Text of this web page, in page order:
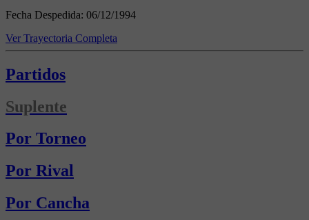
Fecha Despedida: 06/12/1994
Ver Trayectoria Completa
Partidos
Suplente
Por Torneo
Por Rival
Por Cancha